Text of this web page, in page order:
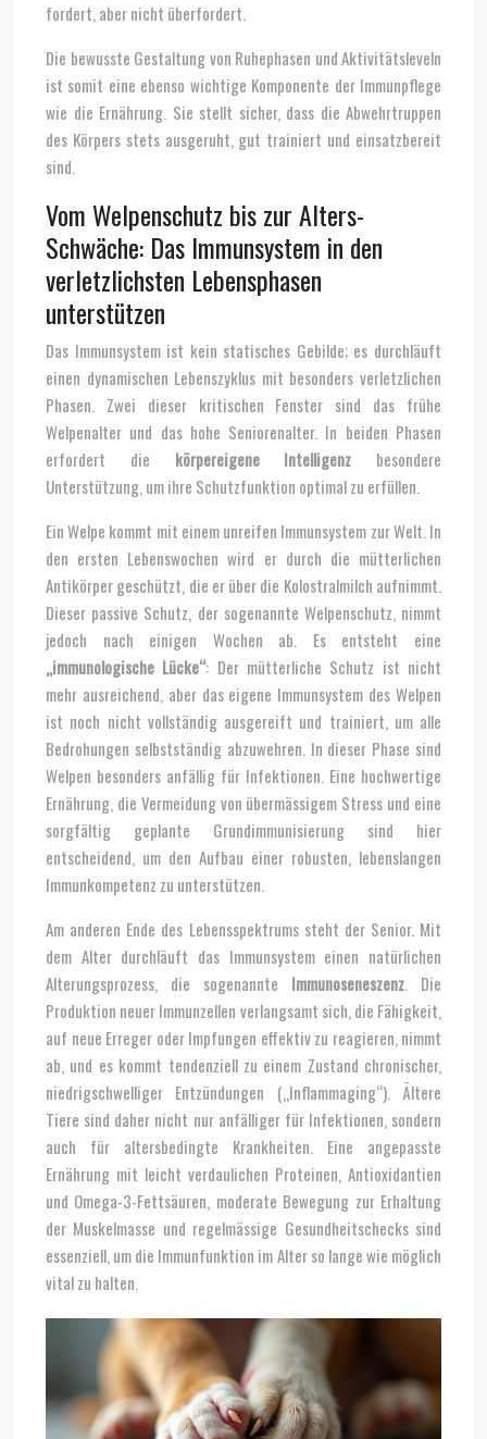
fordert, aber nicht überfordert.
Die bewusste Gestaltung von Ruhephasen und Aktivitätsleveln
ist somit eine ebenso wichtige Komponente der Immunpflege
wie die Ernährung. Sie stellt sicher, dass die Abwehrtruppen
des Körpers stets ausgeruht, gut trainiert und einsatzbereit
sind.
Vom Welpenschutz bis zur Alters-
Schwäche: Das Immunsystem in den
verletzlichsten Lebensphasen
unterstützen
Das Immunsystem ist kein statisches Gebilde; es durchläuft
einen dynamischen Lebenszyklus mit besonders verletzlichen
Phasen. Zwei dieser kritischen Fenster sind das frühe
Welpenalter und das hohe Seniorenalter. In beiden Phasen
erfordert die körpereigene Intelligenz besondere
Unterstützung, um ihre Schutzfunktion optimal zu erfüllen.
Ein Welpe kommt mit einem unreifen Immunsystem zur Welt. In
den ersten Lebenswochen wird er durch die mütterlichen
Antikörper geschützt, die er über die Kolostralmilch aufnimmt.
Dieser passive Schutz, der sogenannte Welpenschutz, nimmt
jedoch nach einigen Wochen ab. Es entsteht eine
„immunologische Lücke“: Der mütterliche Schutz ist nicht
mehr ausreichend, aber das eigene Immunsystem des Welpen
ist noch nicht vollständig ausgereift und trainiert, um alle
Bedrohungen selbstständig abzuwehren. In dieser Phase sind
Welpen besonders anfällig für Infektionen. Eine hochwertige
Ernährung, die Vermeidung von übermässigem Stress und eine
sorgfältig geplante Grundimmunisierung sind hier
entscheidend, um den Aufbau einer robusten, lebenslangen
Immunkompetenz zu unterstützen.
Am anderen Ende des Lebensspektrums steht der Senior. Mit
dem Alter durchläuft das Immunsystem einen natürlichen
Alterungsprozess, die sogenannte Immunoseneszenz. Die
Produktion neuer Immunzellen verlangsamt sich, die Fähigkeit,
auf neue Erreger oder Impfungen effektiv zu reagieren, nimmt
ab, und es kommt tendenziell zu einem Zustand chronischer,
niedrigschwelliger Entzündungen („Inflammaging“). Ältere
Tiere sind daher nicht nur anfälliger für Infektionen, sondern
auch für altersbedingte Krankheiten. Eine angepasste
Ernährung mit leicht verdaulichen Proteinen, Antioxidantien
und Omega-3-Fettsäuren, moderate Bewegung zur Erhaltung
der Muskelmasse und regelmässige Gesundheitschecks sind
essenziell, um die Immunfunktion im Alter so lange wie möglich
vital zu halten.